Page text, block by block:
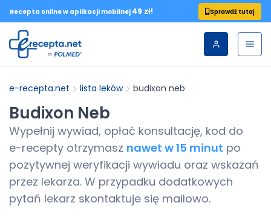
Recepta online w aplikacji mobilnej 49 zł! Sprawdź tutaj
e-recepta.net lista leków budixon neb
Budixon Neb
Wypełnij wywiad, opłać konsultację, kod do
e-recepty otrzymasz nawet w 15 minut po
pozytywnej weryfikacji wywiadu oraz wskazań
przez lekarza. W przypadku dodatkowych
pytań lekarz skontaktuje się mailowo.